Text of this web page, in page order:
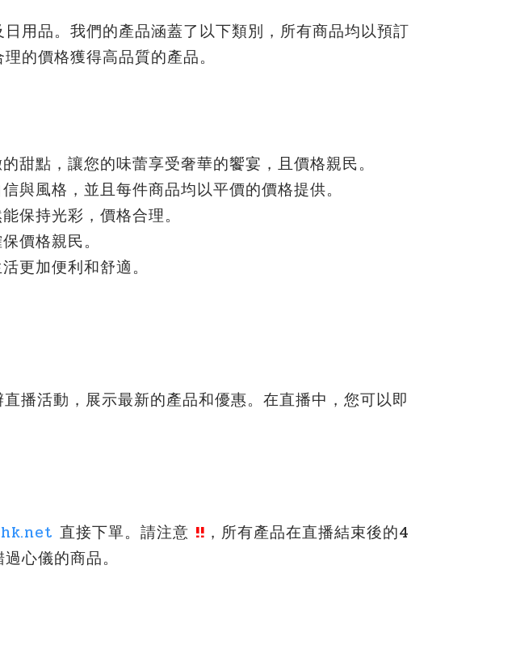
用品。我們的產品涵蓋了以下類別，所有商品均以預訂
的價格獲得高品質的產品。
點，讓您的味蕾享受奢華的饗宴，且價格親民。
風格，並且每件商品均以平價的價格提供。
保持光彩，價格合理。
價格親民。
更加便利和舒適。
播活動，展示最新的產品和優惠。在直播中，您可以即
直接下單。請注意 !! ，所有產品在直播結束後的4
心儀的商品。